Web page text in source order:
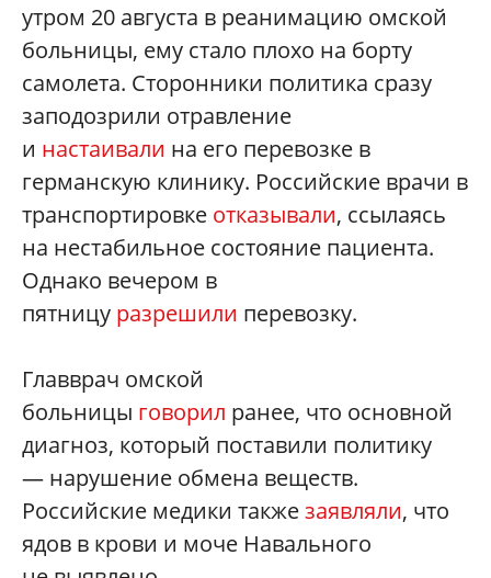
утром 20 августа в реанимацию омской
больницы, ему стало плохо на борту
самолета. Сторонники политика сразу
заподозрили отравление
и настаивали на его перевозке в
германскую клинику. Российские врачи в
транспортировке отказывали, ссылаясь
на нестабильное состояние пациента.
Однако вечером в
пятницу разрешили перевозку.
Главврач омской
больницы говорил ранее, что основной
диагноз, который поставили политику
— нарушение обмена веществ.
Российские медики такжезаявляли, что
ядов в крови и моче Навального